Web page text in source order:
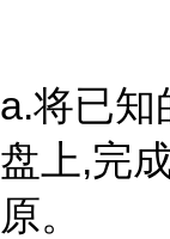
a.将已知
盘上,完
原。